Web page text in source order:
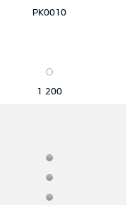
PK0010
1 200